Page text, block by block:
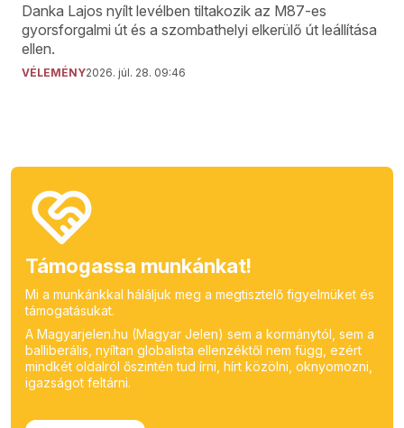
Danka Lajos nyílt levélben tiltakozik az M87-es
gyorsforgalmi út és a szombathelyi elkerülő út leállítása
ellen.
VÉLEMÉNY2026. júl. 28. 09:46
Támogassa munkánkat!
Mi a munkánkkal háláljuk meg a megtisztelő figyelmüket és
támogatásukat.
A Magyarjelen.hu (Magyar Jelen) sem a kormánytól, sem a
balliberális, nyíltan globalista ellenzéktől nem függ, ezért
mindkét oldalról őszintén tud írni, hírt közölni, oknyomozni,
igazságot feltárni.